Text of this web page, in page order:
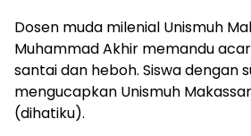
Dosen muda milenial Unismuh
Muhammad Akhir memandu
santai dan heboh. Siswa dengan
mengucapkan Unismuh
(dihatiku).